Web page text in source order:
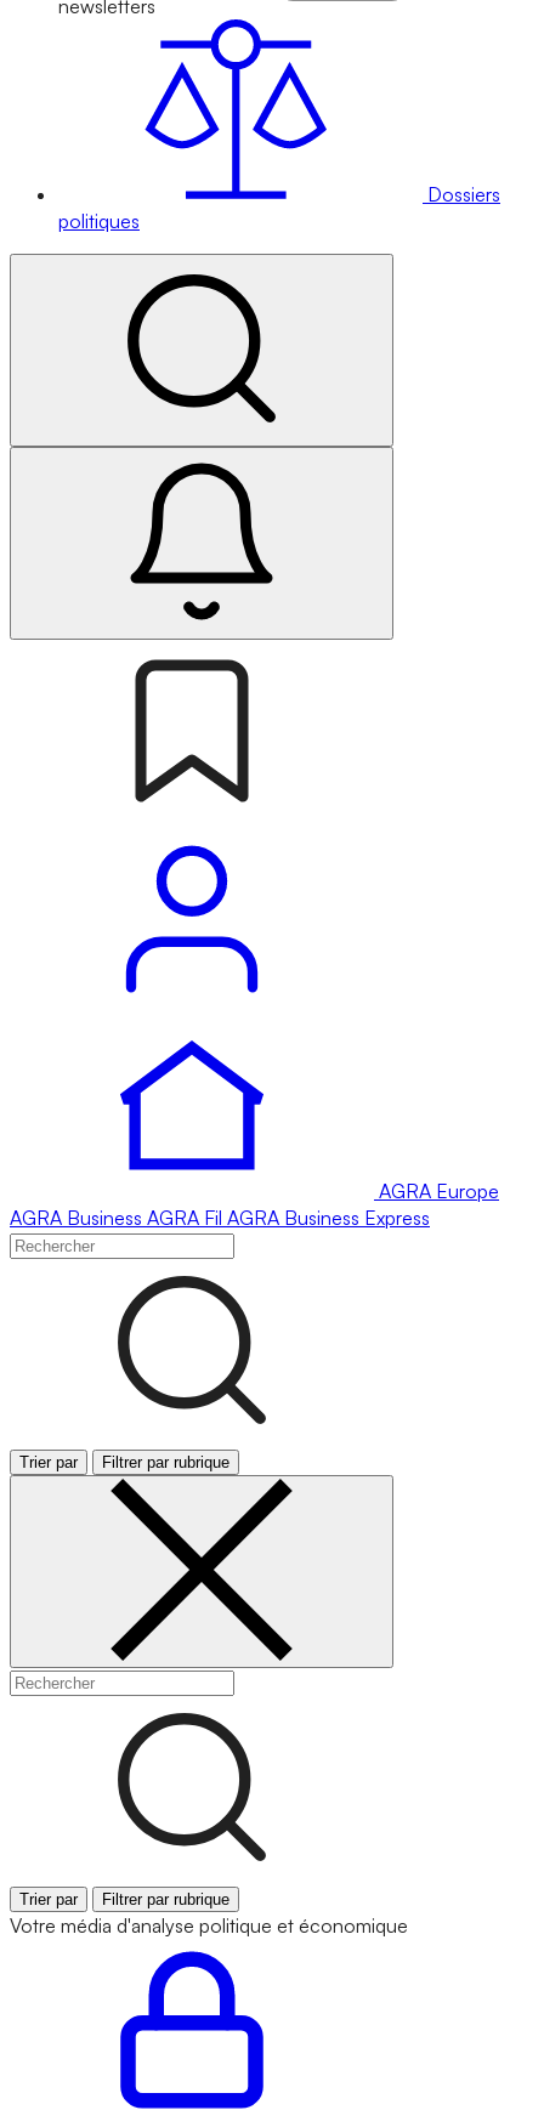
newsletters
Dossiers
politiques
AGRA Europe
AGRA Business AGRA Fil AGRA Business Express
Trier par Filtrer par rubrique
Trier par Filtrer par rubrique
Votre média d'analyse politique et économique